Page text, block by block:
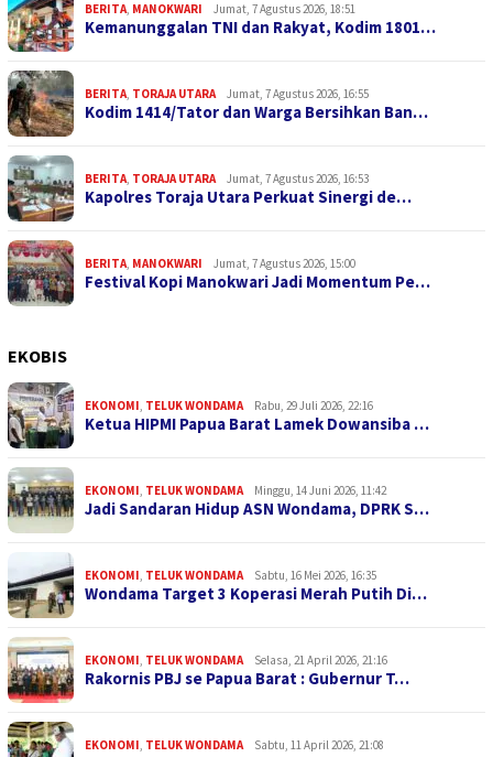
BERITA, MANOKWARI Jumat, 7 Agustus 2026, 18:51
Kemanunggalan TNI dan Rakyat, Kodim 1801…
BERITA, TORAJA UTARA Jumat, 7 Agustus 2026, 16:55
Kodim 1414/Tator dan Warga Bersihkan Ban…
BERITA, TORAJA UTARA Jumat, 7 Agustus 2026, 16:53
Kapolres Toraja Utara Perkuat Sinergi de…
BERITA, MANOKWARI Jumat, 7 Agustus 2026, 15:00
Festival Kopi Manokwari Jadi Momentum Pe…
EKOBIS
EKONOMI, TELUK WONDAMA Rabu, 29 Juli 2026, 22:16
Ketua HIPMI Papua Barat Lamek Dowansiba …
EKONOMI, TELUK WONDAMA Minggu, 14 Juni 2026, 11:42
Jadi Sandaran Hidup ASN Wondama, DPRK S…
EKONOMI, TELUK WONDAMA Sabtu, 16 Mei 2026, 16:35
Wondama Target 3 Koperasi Merah Putih Di…
EKONOMI, TELUK WONDAMA Selasa, 21 April 2026, 21:16
Rakornis PBJ se Papua Barat : Gubernur T…
EKONOMI, TELUK WONDAMA Sabtu, 11 April 2026, 21:08